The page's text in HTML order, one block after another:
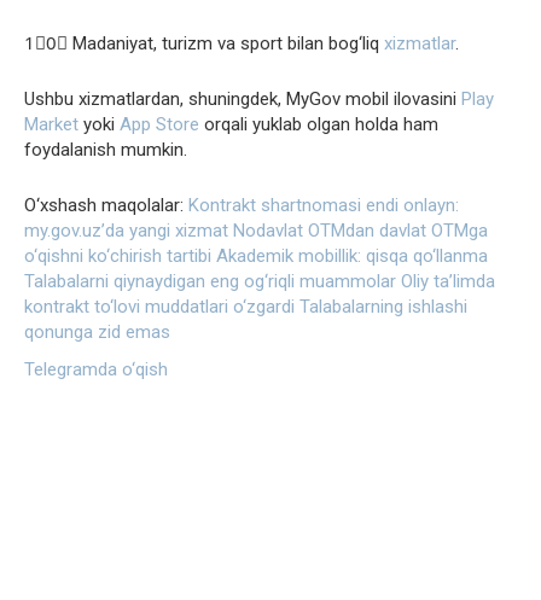
1⃣0⃣ Madaniyat, turizm va sport bilan bog‘liq xizmatlar.
Ushbu xizmatlardan, shuningdek, MyGov mobil ilovasini Play
Market yoki App Store orqali yuklab olgan holda ham
foydalanish mumkin.
O‘xshash maqolalar: Kontrakt shartnomasi endi onlayn:
my.gov.uz’da yangi xizmat Nodavlat OTMdan davlat OTMga
o‘qishni ko‘chirish tartibi Akademik mobillik: qisqa qo‘llanma
Talabalarni qiynaydigan eng og‘riqli muammolar Oliy ta’limda
kontrakt to‘lovi muddatlari o‘zgardi Talabalarning ishlashi
qonunga zid emas
Telegramda o‘qish